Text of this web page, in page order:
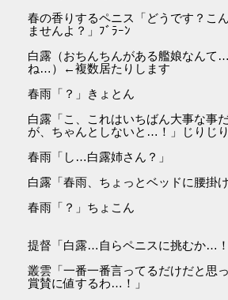
春の香りするペニス「どうです？こ
ませんよ？」ﾌﾞﾗｰﾝ
白露（おちんちんがある艦娘なんて
ね…）←複数居たりします
春雨「？」きょとん
白露「こ、これはいちばん大事な事
が、ちゃんとしないと…！」じりじり
春雨「し…白露姉さん？」
白露「春雨、ちょっとベッドに腰掛
春雨「？」ちょこん
提督「白露…自らペニスに挑むか…！
叢雲「一番一番言ってるだけだと思
賞賛に値するわ…！」